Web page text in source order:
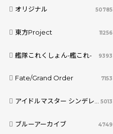
オリジナル 50785
東方Project 11256
艦隊これくしょん-艦これ- 9393
Fate/Grand Order 7153
アイドルマスター シンデレラガールズ 5013
ブルーアーカイブ 4749